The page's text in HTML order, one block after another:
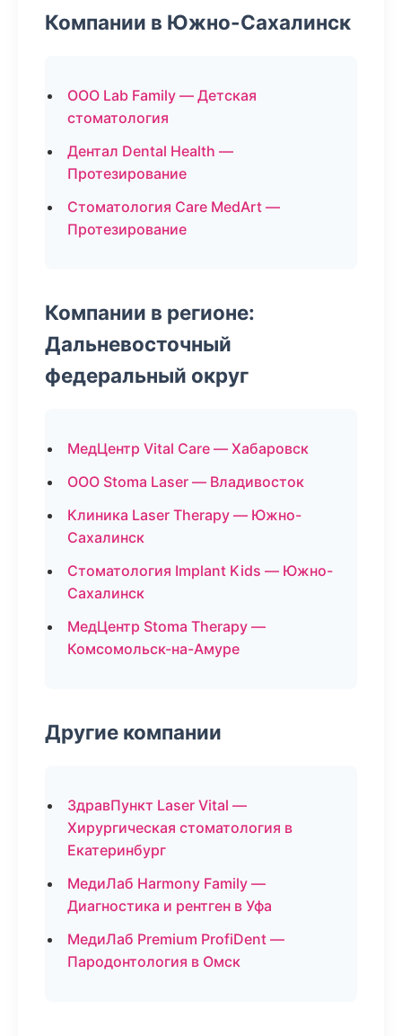
Компании в Южно-Сахалинск
ООО Lab Family — Детская
стоматология
Дентал Dental Health —
Протезирование
Стоматология Care MedArt —
Протезирование
Компании в регионе:
Дальневосточный
федеральный округ
МедЦентр Vital Care — Хабаровск
ООО Stoma Laser — Владивосток
Клиника Laser Therapy — Южно-
Сахалинск
Стоматология Implant Kids — Южно-
Сахалинск
МедЦентр Stoma Therapy —
Комсомольск-на-Амуре
Другие компании
ЗдравПункт Laser Vital —
Хирургическая стоматология в
Екатеринбург
МедиЛаб Harmony Family —
Диагностика и рентген в Уфа
МедиЛаб Premium ProfiDent —
Пародонтология в Омск